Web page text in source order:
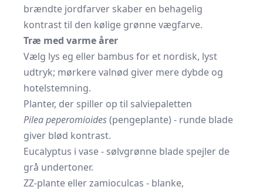
brændte jordfarver skaber en behagelig
kontrast til den kølige grønne vægfarve.
Træ med varme årer
Vælg lys eg eller bambus for et nordisk, lyst
udtryk; mørkere valnød giver mere dybde og
hotelstemning.
Planter, der spiller op til salviepaletten
Pilea peperomioides(pengeplante) - runde blade
giver blød kontrast.
Eucalyptus i vase - sølvgrønne blade spejler de
grå undertoner.
ZZ-plante eller zamioculcas - blanke,